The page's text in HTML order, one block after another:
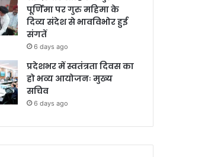
पूर्णिमा पर गुरु महिमा के
दिव्य संदेश से भावविभोर हुई
संगतें
6 days ago
प्रदेशभर में स्वतंत्रता दिवस का
हो भव्य आयोजनः मुख्य
सचिव
6 days ago